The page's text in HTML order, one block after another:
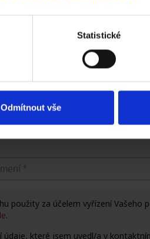
Statistické
Odmítnout vše